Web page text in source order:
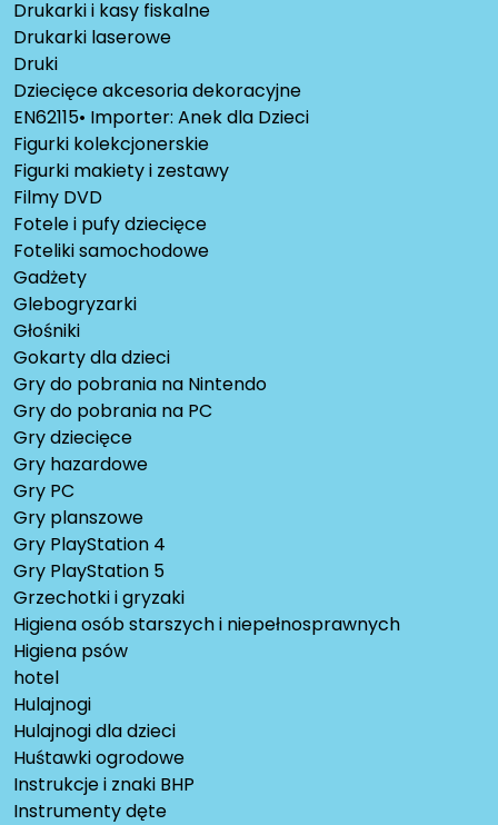
Drukarki i kasy fiskalne
Drukarki laserowe
Druki
Dziecięce akcesoria dekoracyjne
EN62115• Importer: Anek dla Dzieci
Figurki kolekcjonerskie
Figurki makiety i zestawy
Filmy DVD
Fotele i pufy dziecięce
Foteliki samochodowe
Gadżety
Glebogryzarki
Głośniki
Gokarty dla dzieci
Gry do pobrania na Nintendo
Gry do pobrania na PC
Gry dziecięce
Gry hazardowe
Gry PC
Gry planszowe
Gry PlayStation 4
Gry PlayStation 5
Grzechotki i gryzaki
Higiena osób starszych i niepełnosprawnych
Higiena psów
hotel
Hulajnogi
Hulajnogi dla dzieci
Huśtawki ogrodowe
Instrukcje i znaki BHP
Instrumenty dęte